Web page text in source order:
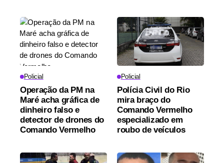
Policial
Operação da PM na
Maré acha gráfica de
dinheiro falso e
detector de drones do
Comando Vermelho
Policial
Polícia Civil do Rio
mira braço do
Comando Vermelho
especializado em
roubo de veículos